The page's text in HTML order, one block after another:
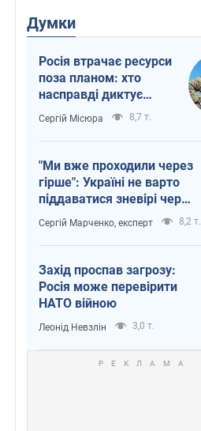
Думки
Росія втрачає ресурси
поза планом: хто
насправді диктує
темп війни
Сергій Місюра 8,7 т.
"Ми вже проходили через
гірше": Україні не варто
піддаватися зневірі через
ракетний терор
Сергій Марченко, експерт 8,2 т.
Захід проспав загрозу:
Росія може перевірити
НАТО війною
Леонід Невзлін 3,0 т.